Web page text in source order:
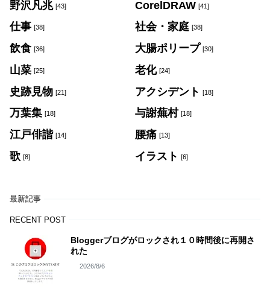
野沢凡兆 [43] CorelDRAW [41]
仕事 [38] 社会・家庭 [38]
飲食 [36] 大腸ポリープ [30]
山菜 [25] 老化 [24]
史跡見物 [21] アクシデント [18]
万葉集 [18] 与謝蕪村 [18]
江戸俳諧 [14] 腰痛 [13]
歌 [8] イラスト [6]
最新記事
RECENT POST
Bloggerブログがロックされ１０時間後に再開さ
れた
2026/8/6